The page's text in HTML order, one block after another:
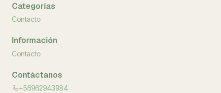
Categorías
Contacto
Información
Contacto
Contáctanos
+56962943984